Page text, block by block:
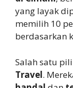
yang layak
memilih 10
berdasarkan
Salah satu
Travel.